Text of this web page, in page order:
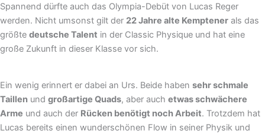
Spannend dürfte auch das Olympia-Debüt von Lucas Reger
werden. Nicht umsonst gilt der 22 Jahre alte Kemptener als das
größte deutsche Talent in der Classic Physique und hat eine
große Zukunft in dieser Klasse vor sich.
Ein wenig erinnert er dabei an Urs. Beide haben sehr schmale
Taillen und großartige Quads, aber auch etwas schwächere
Arme und auch der Rücken benötigt noch Arbeit. Trotzdem hat
Lucas bereits einen wunderschönen Flow in seiner Physik und